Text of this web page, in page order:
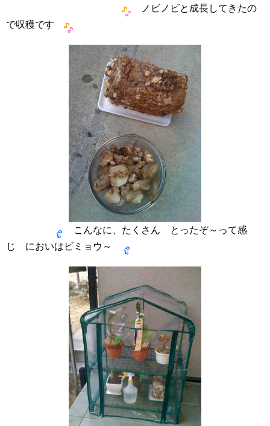
ノビノビと成長してきたの
で収穫です
こんなに、たくさん とったぞ～って感
じ においはビミョウ～